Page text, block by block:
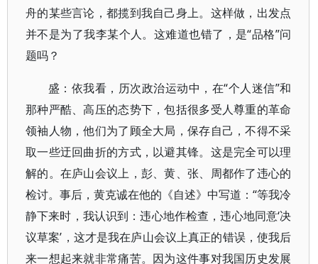
舟的某些言论，都揽到我自己身上。这样做，出发点
并不是为了我李某个人。这难道也错了，是“品格”问
题吗？
盛：依我看，历次政治运动中，在“个人迷信”和
那种严酷、高压的态势下，包括很多受人尊重的革命
领袖人物，他们为了顾全大局，保存自己，不得不采
取一些迂回曲折的方式，以避其锋。这是完全可以理
解的。在庐山会议上，彭、黄、张、周都作了违心的
检讨。事后，黄克诚在他的《自述》中写道：“等我冷
静下来时，我认识到：违心地作检查，违心地同意‘决
议草案’，这才是我在庐山会议上真正的错误，使我后
来一想起来就非常痛苦。因为这件事对我国历史发展